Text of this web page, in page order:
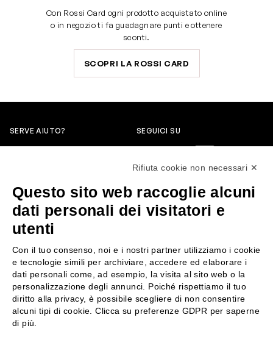
Con Rossi Card ogni prodotto acquistato online
o in negozio ti fa guadagnare punti e ottenere
sconti.
SCOPRI LA ROSSI CARD
SERVE AIUTO?
servizioclienti@rossiprofumi.it
SEGUICI SU
SERVIZIO CLIENTI
Resi e rimborsi
Pagamenti
Spedizione
Condizioni generali di vendita
Privacy Policy
Chi siamo
Contattaci
Negozi
Attiva la Rossi Card
Rifiuta cookie non necessari ✕
Questo sito web raccoglie alcuni
dati personali dei visitatori e
utenti
Con il tuo consenso, noi e i nostri partner utilizziamo i cookie
e tecnologie simili per archiviare, accedere ed elaborare i
dati personali come, ad esempio, la visita al sito web o la
personalizzazione degli annunci. Poiché rispettiamo il tuo
diritto alla privacy, è possibile scegliere di non consentire
alcuni tipi di cookie. Clicca su preferenze GDPR per saperne
di più.